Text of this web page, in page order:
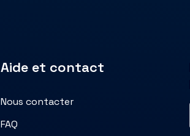
Aide et contact
Nous contacter
FAQ